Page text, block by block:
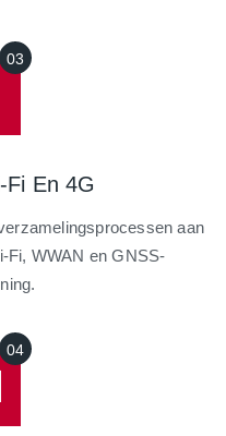
Fi En 4G
aan
Fi, WWAN en GNSS-